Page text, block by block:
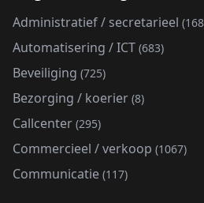
Administratief / secretarieel
Automatisering / ICT (683)
Beveiliging (725)
Bezorging / koerier (8)
Callcenter (295)
Commercieel / verkoop (1067)
Communicatie (117)